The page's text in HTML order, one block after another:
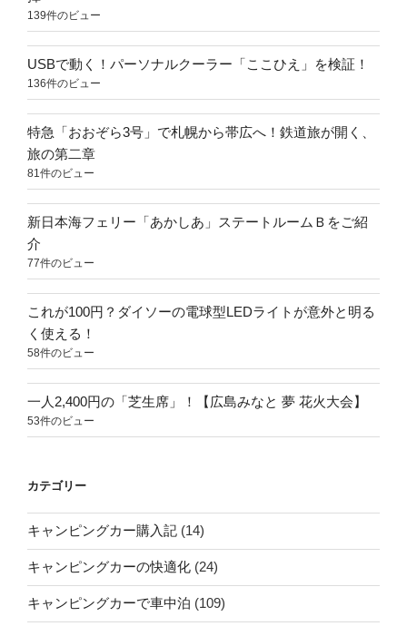
139件のビュー
USBで動く！パーソナルクーラー「ここひえ」を検証！
136件のビュー
特急「おおぞら3号」で札幌から帯広へ！鉄道旅が開く、
旅の第二章
81件のビュー
新日本海フェリー「あかしあ」ステートルームＢをご紹
介
77件のビュー
これが100円？ダイソーの電球型LEDライトが意外と明る
く使える！
58件のビュー
一人2,400円の「芝生席」！【広島みなと 夢 花火大会】
53件のビュー
カテゴリー
キャンピングカー購入記 (14)
キャンピングカーの快適化 (24)
キャンピングカーで車中泊 (109)